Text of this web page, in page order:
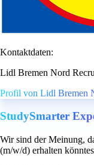
Kontaktdaten:
Lidl Bremen Nord
Profil von Lidl Bremen
StudySmarter
Wir sind der Meinung,
(m/w/d) erhalten